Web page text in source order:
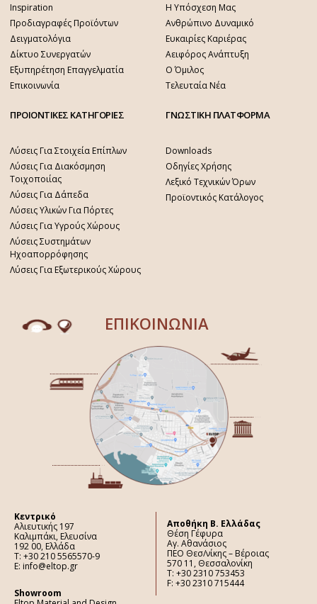
Inspiration
Προδιαγραφές Προϊόντων
Δειγματολόγια
Δίκτυο Συνεργατών
Εξυπηρέτηση Επαγγελματία
Επικοινωνία
Η Υπόσχεση Μας
Ανθρώπινο Δυναμικό
Ευκαιρίες Καριέρας
Αειφόρος Ανάπτυξη
Ο Όμιλος
Τελευταία Νέα
ΠΡΟΙΟΝΤΙΚΕΣ ΚΑΤΗΓΟΡΙΕΣ
Λύσεις Για Στοιχεία Επίπλων
Λύσεις Για Διακόσμηση
Τοιχοποιίας
Λύσεις Για Δάπεδα
Λύσεις Υλικών Για Πόρτες
Λύσεις Για Υγρούς Χώρους
Λύσεις Συστημάτων
Ηχοαπορρόφησης
Λύσεις Για Εξωτερικούς Χώρους
ΓΝΩΣΤΙΚΗ ΠΛΑΤΦΟΡΜΑ
Downloads
Οδηγίες Χρήσης
Λεξικό Τεχνικών Όρων
Προϊοντικός Κατάλογος
ΕΠΙΚΟΙΝΩΝΙΑ
Κεντρικό
Αλιευτικής 197
Καλιμπάκι, Ελευσίνα
192 00, Ελλάδα
Τ: +30 210 5565570-9
E: info@eltop.gr
Showroom
Aποθήκη Β. Ελλάδας
Θέση Γέφυρα
Αγ. Αθανάσιος
ΠΕΟ Θεσ/νίκης – Βέροιας
570 11, Θεσσαλονίκη
Τ: +30 2310 753453
F: +30 2310 715444